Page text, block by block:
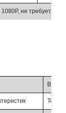
не требуется
Время